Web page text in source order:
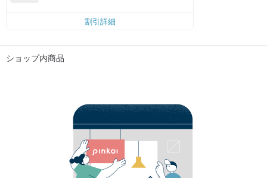
割引詳細
ショップ内商品